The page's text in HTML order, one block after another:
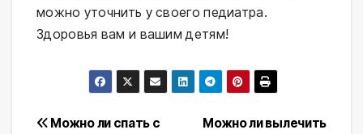
можно уточнить у своего педиатра.
Здоровья вам и вашим детям!
Можно ли вылечить
Можно ли спать с